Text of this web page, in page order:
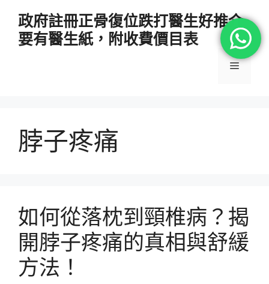
政府註冊正骨復位跌打醫生好推介
要有醫生紙，附收費價目表
選
脖子疼痛
如何從落枕到頸椎病？揭
開脖子疼痛的真相與舒緩
方法！